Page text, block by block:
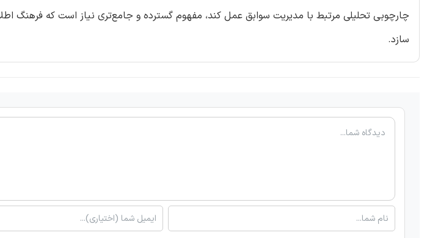
چارچوبی تحلیلی مرتبط با مدیریت سوابق عمل کند، مفهوم گسترده و جامع‌تری نیاز است که فرهنگ
سازد.